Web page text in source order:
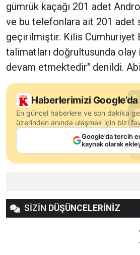
gümrük kaçağı 201 adet
ve bu telefonlara ait 201 adet
geçirilmiştir. Kilis Cumhuriyet
talimatları doğrultusunda
devam etmektedir" denildi.
Haberlerimizi
En güncel haberlere ve son dakika
üzerinden anında ulaşmak için bizi
Google’da tercih
kaynak olarak
SİZİN DÜŞÜNCELERİNİZ